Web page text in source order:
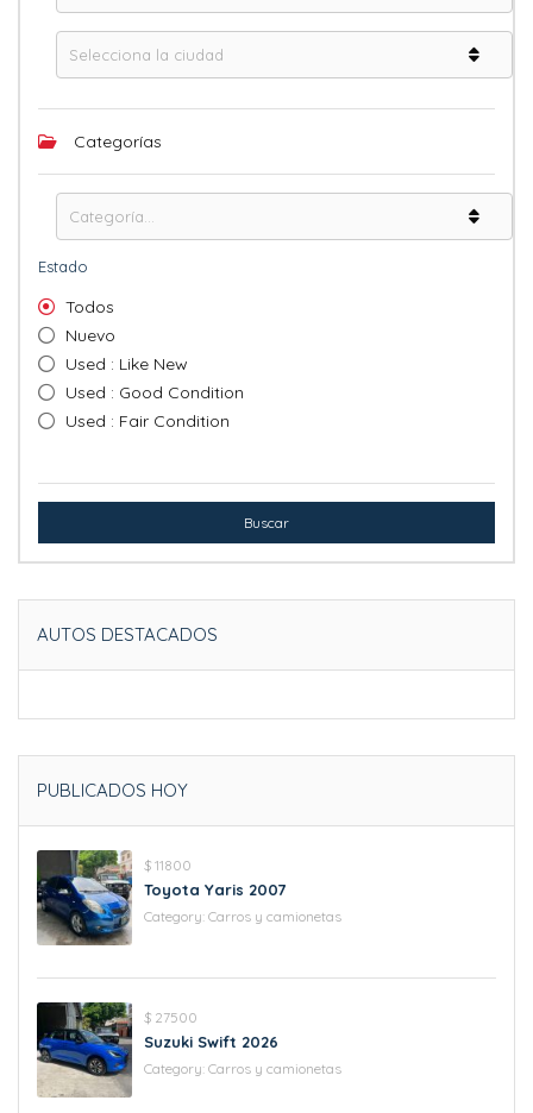
Categorías
Estado
Todos
Nuevo
Used : Like New
Used : Good Condition
Used : Fair Condition
Buscar
AUTOS DESTACADOS
PUBLICADOS HOY
$ 11800
Toyota Yaris 2007
Category: Carros y camionetas
$ 27500
Suzuki Swift 2026
Category: Carros y camionetas